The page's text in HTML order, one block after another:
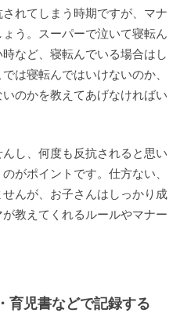
れてしまう時期ですが、マナ
う。スーパーで泣いて寝転ん
など、寝転んでいる場合はし
は寝転んではいけないのか、
のかを教えてあげなければい
し、何度も反抗されると思い
がポイントです。仕方ない、
んが、お子さんはしっかり成
教えてくれるルールやマナー
育児書などで記録する